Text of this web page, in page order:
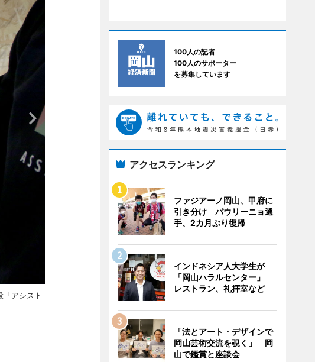
アシスト
100人の記者
100人のサポーター
を募集しています
アクセスランキング
ファジアーノ岡山、甲府に
引き分け パウリーニョ選
手、2カ月ぶり復帰
インドネシア人大学生が
「岡山ハラルセンター」
レストラン、礼拝室など
「法とアート・デザインで
岡山芸術交流を覗く」 岡
山で鑑賞と座談会